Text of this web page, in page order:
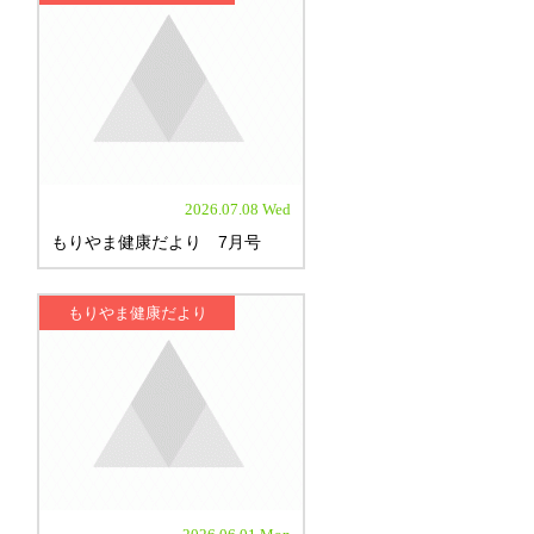
2026.07.08 Wed
もりやま健康だより 7月号
もりやま健康だより